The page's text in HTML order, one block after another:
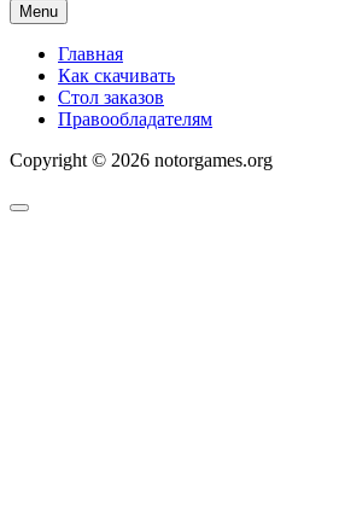
Menu
Главная
Как скачивать
Стол заказов
Правообладателям
Copyright © 2026 notorgames.org
Scroll